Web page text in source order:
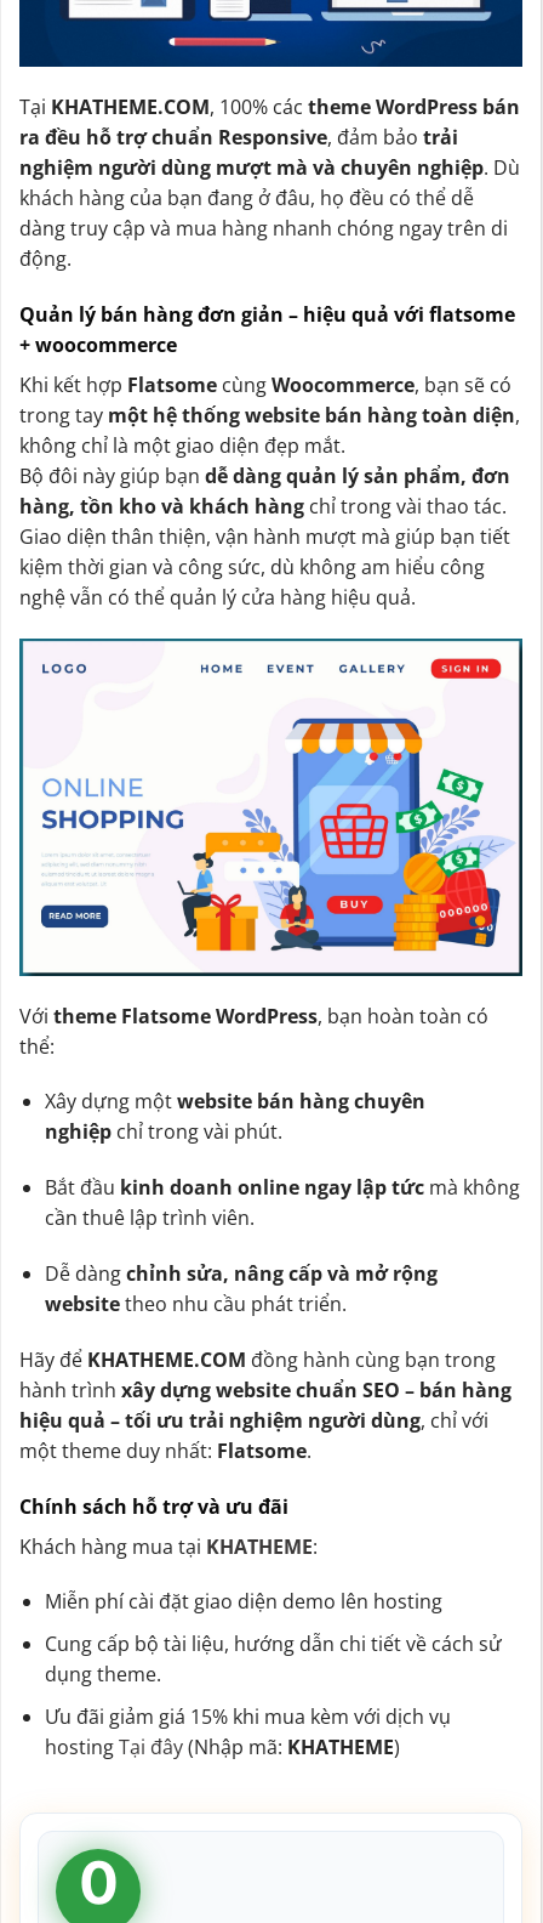
Tại KHATHEME.COM, 100% các theme WordPress bán
ra đều hỗ trợ chuẩn Responsive, đảm bảo trải
nghiệm người dùng mượt mà và chuyên nghiệp. Dù
khách hàng của bạn đang ở đâu, họ đều có thể dễ
dàng truy cập và mua hàng nhanh chóng ngay trên di
động.
Quản lý bán hàng đơn giản – hiệu quả với flatsome
+ woocommerce
Khi kết hợp Flatsome cùngWoocommerce, bạn sẽ có
trong tay một hệ thống website bán hàng toàn diện,
không chỉ là một giao diện đẹp mắt.
Bộ đôi này giúp bạn dễ dàng quản lý sản phẩm, đơn
hàng, tồn kho và khách hàng chỉ trong vài thao tác.
Giao diện thân thiện, vận hành mượt mà giúp bạn tiết
kiệm thời gian và công sức, dù không am hiểu công
nghệ vẫn có thể quản lý cửa hàng hiệu quả.
Với theme Flatsome WordPress, bạn hoàn toàn có
thể:
Xây dựng mộtwebsite bán hàng chuyên
nghiệpchỉ trong vài phút.
Bắt đầu kinh doanh online ngay lập tứcmà không
cần thuê lập trình viên.
Dễ dàngchỉnh sửa, nâng cấp và mở rộng
websitetheo nhu cầu phát triển.
Hãy để KHATHEME.COM đồng hành cùng bạn trong
hành trình xây dựng website chuẩn SEO – bán hàng
hiệu quả – tối ưu trải nghiệm người dùng, chỉ với
một theme duy nhất: Flatsome.
Chính sách hỗ trợ và ưu đãi
Khách hàng mua tại KHATHEME:
Miễn phí cài đặt giao diện demo lên hosting
Cung cấp bộ tài liệu, hướng dẫn chi tiết về cách sử
dụng theme.
Ưu đãi giảm giá 15% khi mua kèm với dịch vụ
hostingTại đây(Nhập mã: KHATHEME)
0